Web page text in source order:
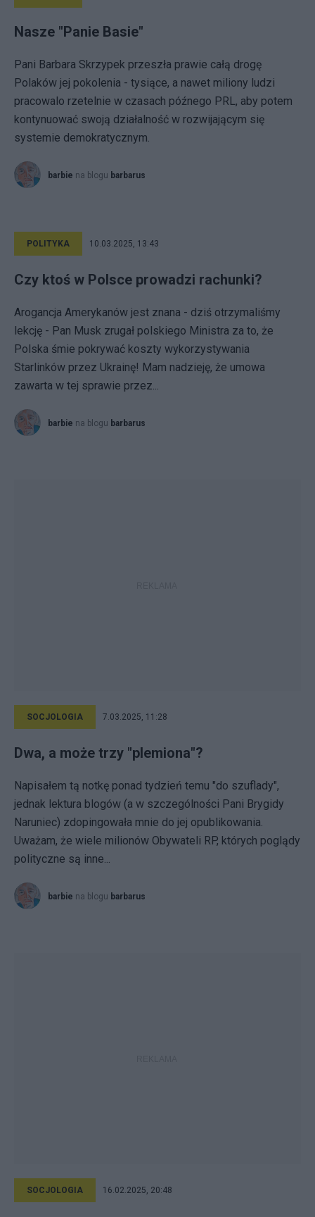
Nasze "Panie Basie"
Pani Barbara Skrzypek przeszła prawie całą drogę
Polaków jej pokolenia - tysiące, a nawet miliony ludzi
pracowalo rzetelnie w czasach późnego PRL, aby potem
kontynuować swoją działalność w rozwijającym się
systemie demokratycznym.
barbie na blogu barbarus
POLITYKA 10.03.2025, 13:43
Czy ktoś w Polsce prowadzi rachunki?
Arogancja Amerykanów jest znana - dziś otrzymaliśmy
lekcję - Pan Musk zrugał polskiego Ministra za to, że
Polska śmie pokrywać koszty wykorzystywania
Starlinków przez Ukrainę! Mam nadzieję, że umowa
zawarta w tej sprawie przez...
barbie na blogu barbarus
SOCJOLOGIA 7.03.2025, 11:28
Dwa, a może trzy "plemiona"?
Napisałem tą notkę ponad tydzień temu "do szuflady",
jednak lektura blogów (a w szczególności Pani Brygidy
Naruniec) zdopingowała mnie do jej opublikowania.
Uważam, że wiele milionów Obywateli RP, których poglądy
polityczne są inne...
barbie na blogu barbarus
SOCJOLOGIA 16.02.2025, 20:48